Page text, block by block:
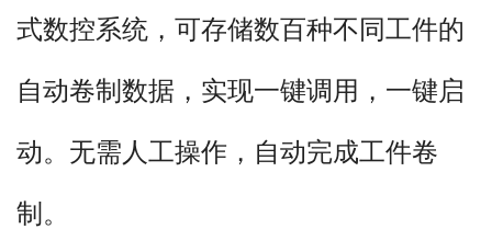
式数控系统，可存储数百种不同工件的
自动卷制数据，实现一键调用，一键启
动。无需人工操作，自动完成工件卷
制。